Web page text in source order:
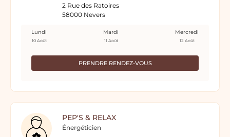
2 Rue des Ratoires
58000 Nevers
PRENDRE RENDEZ-VOUS
Lundi
10 Août
Mardi
11 Août
Mercredi
12 Août
PEP'S & RELAX
Énergéticien